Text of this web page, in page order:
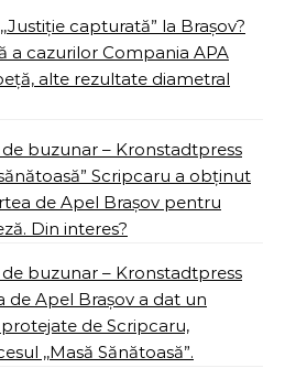
capturată” la Brașov?
a cazurilor Compania APA
alte rezultate diametral
buzunar – Kronstadtpress
Scripcaru a obținut
de Apel Brașov pentru
Din interes?
buzunar – Kronstadtpress
de Apel Brașov a dat un
de Scripcaru,
,,Masă Sănătoasă”.